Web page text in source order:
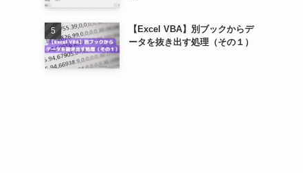
【Excel VBA】別ブックからデ
ータを抜き出す処理（その１）